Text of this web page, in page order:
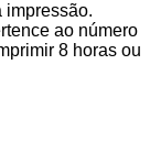
impressão.
ao número
8 horas ou